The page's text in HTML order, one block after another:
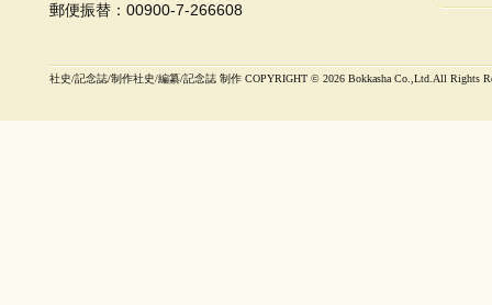
郵便振替：00900-7-266608
社史/記念誌/制作社史/編纂/記念誌 制作 COPYRIGHT © 2026 Bokkasha Co.,Ltd.All Rights